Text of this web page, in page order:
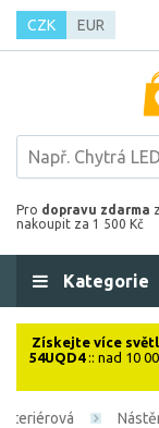
CZK EUR
Pro dopravu zdarma
nakoupit za 1 500 Kč
Kategorie
Získejte více
54UQD4:: nad 10
Interiérová